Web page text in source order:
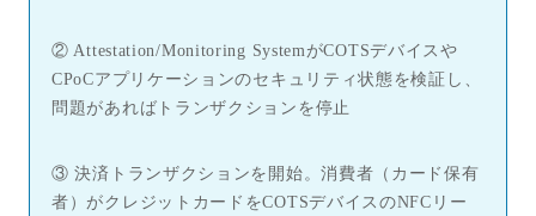
② Attestation/Monitoring System がCOTSデバイスや
CPoCアプリケーションのセキュリティ状態を検証し、
問題があればトランザクションを停止
③ 決済トランザクションを開始。消費者（カード保有
者）がクレジットカードをCOTSデバイスのNFC リー